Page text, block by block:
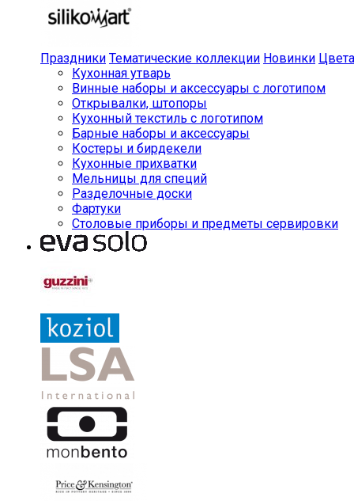
Праздники Тематические коллекции Новинки Цвета
Кухонная утварь
Винные наборы и аксессуары с логотипом
Открывалки, штопоры
Кухонный текстиль с логотипом
Барные наборы и аксессуары
Костеры и бирдекели
Кухонные прихватки
Мельницы для специй
Разделочные доски
Фартуки
Столовые приборы и предметы сервировки